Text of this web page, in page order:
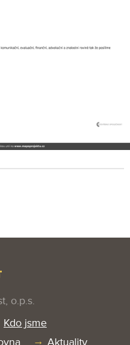
o.p.s.
Kdo jsme
Aktuality